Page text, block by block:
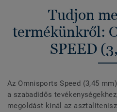
Tudjon
termékünkről:
SPEED
Az Omnisports Speed (3,45
a szabadidős
megoldást kínál az